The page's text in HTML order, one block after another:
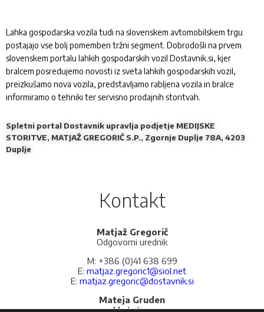
Lahka gospodarska vozila tudi na slovenskem avtomobilskem trgu
postajajo vse bolj pomemben tržni segment. Dobrodošli na prvem
slovenskem portalu lahkih gospodarskih vozil Dostavnik.si, kjer
bralcem posredujemo novosti iz sveta lahkih gospodarskih vozil,
preizkušamo nova vozila, predstavljamo rabljena vozila in bralce
informiramo o tehniki ter servisno prodajnih storitvah.
Spletni portal Dostavnik upravlja podjetje MEDIJSKE
STORITVE, MATJAŽ GREGORIČ S.P., Zgornje Duplje 78A, 4203
Duplje
Kontakt
Matjaž Gregorič
Odgovorni urednik
M: +386 (0)41 638 699
E: matjaz.gregoric1@siol.net
E: matjaz.gregoric@dostavnik.si
Mateja Gruden
Marketing